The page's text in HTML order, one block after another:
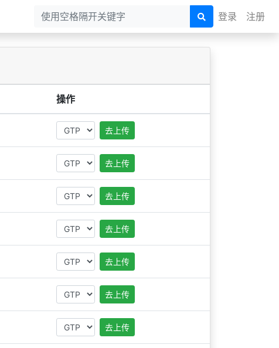
登录 注册
操作
去上传
去上传
去上传
去上传
去上传
去上传
去上传